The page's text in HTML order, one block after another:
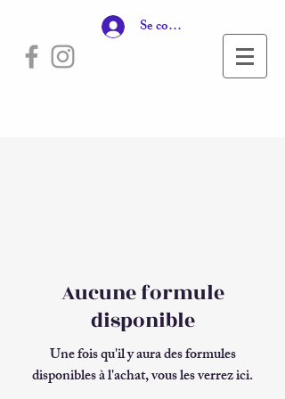
Se connecter
Aucune formule
disponible
Une fois qu'il y aura des formules
disponibles à l'achat, vous les verrez ici.